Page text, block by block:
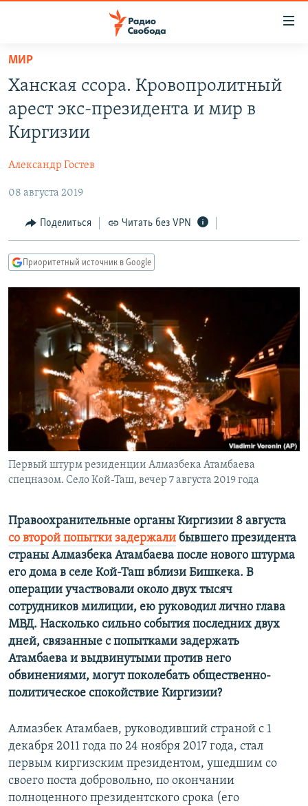
упрощенного
доступа
основному
Вернутся
навигации
Вернутся
поиску
АВТОРСКИЕ ПРОЕКТЫ
МНЕНИЯ
КУЛЬТУРА
IDEL.РЕАЛИИ
СЕВЕР.РЕАЛИИ
СИБИРЬ.РЕАЛИИ
РАСПИСАНИЕ ВЕЩАНИЯ
ПОДПИШИТЕСЬ НА РАССЫЛКУ
СОЦИАЛЬНЫЕ СЕТИ
Все сайты РСЕ/РС
МИР
Ханская ссора. Кровопролитный
арест экс-президента и мир в
Киргизии
Александр Гостев
08 августа 2019
Поделиться Читать без VPN
Приоритетный источник в Google
Первый штурм резиденции Алмазбека Атамбаева
спецназом. Село Кой-Таш, вечер 7 августа 2019 года
Правоохранительные органы Киргизии 8 августа
со второй попытки задержали бывшего президента
страны Алмазбека Атамбаева после нового штурма
его дома в селе Кой-Таш вблизи Бишкека. В
операции участвовали около двух тысяч
сотрудников милиции, ею руководил лично глава
МВД. Насколько сильно события последних двух
дней, связанные с попытками задержать
Атамбаева и выдвинутыми против него
обвинениями, могут поколебать общественно-
политическое спокойствие Киргизии?
Алмазбек Атамбаев, руководивший страной с 1
декабря 2011 года по 24 ноября 2017 года, стал
первым киргизским президентом, ушедшим со
своего поста добровольно, по окончании
полноценного президентского срока (его